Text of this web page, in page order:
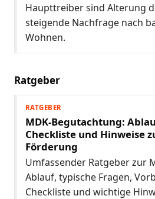
Haupttreiber sind Alterung
steigende Nachfrage nach
Wohnen.
Ratgeber
RATGEBER
MDK-Begutachtung:
Checkliste und Hinweise
Förderung
Umfassender Ratgeber zur
Ablauf, typische Fragen,
Checkliste und wichtige